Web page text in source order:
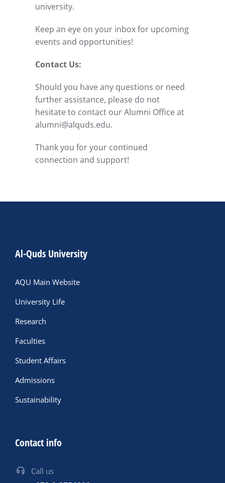
university.
Keep an eye on your inbox for upcoming
events and opportunities!
Contact Us:
Should you have any questions or need
further assistance, please do not
hesitate to contact our Alumni Office at
alumni@alquds.edu.
Thank you for your continued
connection and support!
Al-Quds University
AQU Main Website
University Life
Research
Faculties
Student Affairs
Admissions
Sustainability
Contact info
Call us